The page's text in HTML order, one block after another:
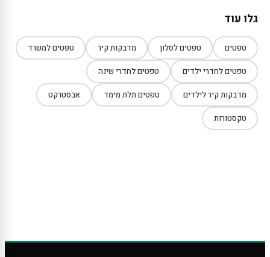
גלו עוד
טפטים טפטים לסלון מדבקות קיר טפטים למשרד
טפטים לחדרי ילדים טפטים לחדרי שינה
מדבקות קיר לילדים טפטים תלת מימד אבסטרקט
טקסטורות